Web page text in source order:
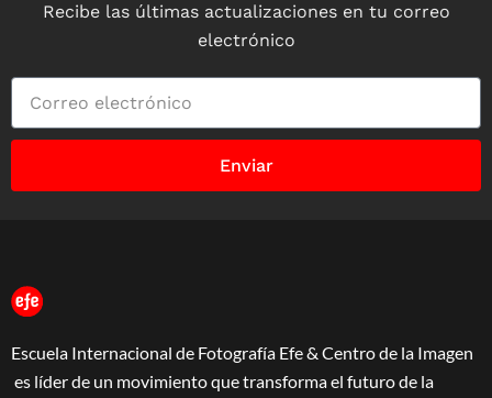
Recibe las últimas actualizaciones en tu correo
electrónico
Enviar
Escuela Internacional de Fotografía Efe & Centro de la Imagen
es líder de un movimiento que transforma el futuro de la